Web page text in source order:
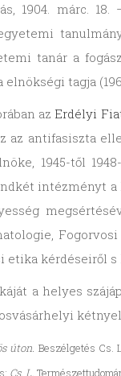
1904. márc.
tanár a
tagja
az Erdélyi
az antifasiszta
1945-től
intézményt a
Fogorvosi
etika kérdéseiről
a helyes
úton. Beszélgetés Cs.